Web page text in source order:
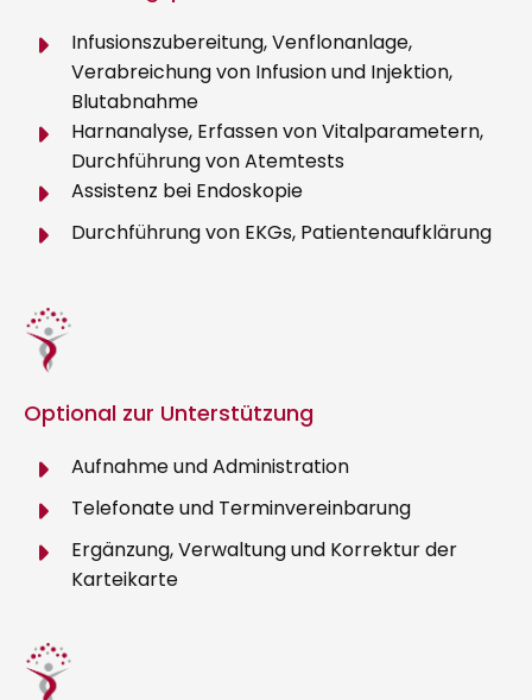
Infusionszubereitung, Venflonanlage,
Verabreichung von Infusion und Injektion,
Blutabnahme
Harnanalyse, Erfassen von Vitalparametern,
Durchführung von Atemtests
Assistenz bei Endoskopie
Durchführung von EKGs, Patientenaufklärung
Optional zur Unterstützung
Aufnahme und Administration
Telefonate und Terminvereinbarung
Ergänzung, Verwaltung und Korrektur der
Karteikarte